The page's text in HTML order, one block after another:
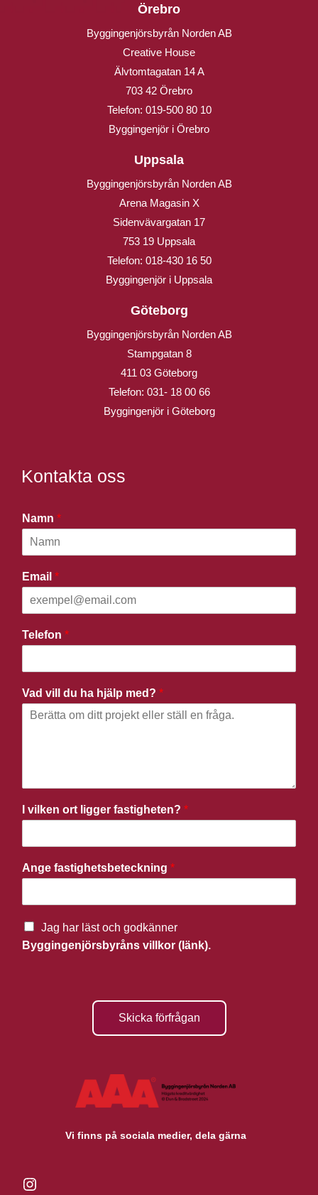
Örebro
Byggingenjörsbyrån Norden AB
Creative House
Älvtomtagatan 14 A
703 42 Örebro
Telefon: 019-500 80 10
Byggingenjör i Örebro
Uppsala
Byggingenjörsbyrån Norden AB
Arena Magasin X
Sidenvävargatan 17
753 19 Uppsala
Telefon: 018-430 16 50
Byggingenjör i Uppsala
Göteborg
Byggingenjörsbyrån Norden AB
Stampgatan 8
411 03 Göteborg
Telefon: 031- 18 00 66
Byggingenjör i Göteborg
Kontakta oss
Namn *
Email *
Telefon *
Vad vill du ha hjälp med? *
I vilken ort ligger fastigheten? *
Ange fastighetsbeteckning *
Jag har läst och godkänner
Byggingenjörsbyråns villkor (länk).
Skicka förfrågan
Vi finns på sociala medier, dela gärna
Instagram